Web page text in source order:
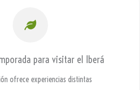
para visitar el Iberá
ofrece experiencias distintas